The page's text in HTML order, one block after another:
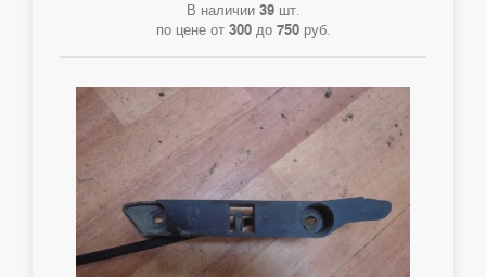
В наличии 39шт.
по цене от 300до 750руб.